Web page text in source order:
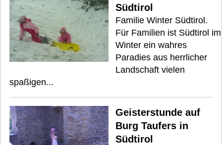
Südtirol
Familie Winter Südtirol.
Für Familien ist Südtirol im
Winter ein wahres
Paradies aus herrlicher
Landschaft vielen
spaßigen...
Geisterstunde auf
Burg Taufers in
Südtirol